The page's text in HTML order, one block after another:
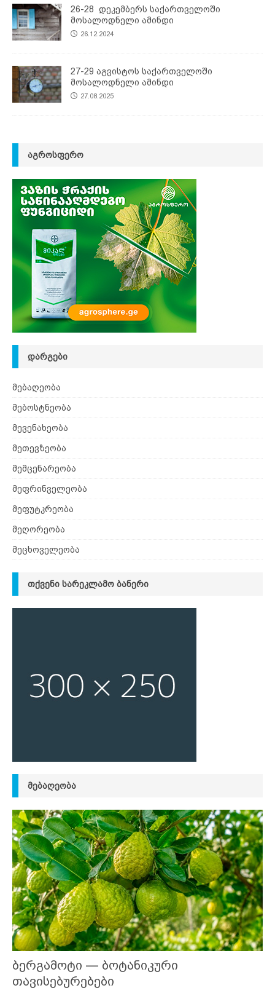
26-28 დეკემბერს საქართველოში
მოსალოდნელი ამინდი
26.12.2024
27-29 აგვისტოს საქართველოში
მოსალოდნელი ამინდი
27.08.2025
ᲐᲒᲠᲝᲡᲤᲔᲠᲝ
ᲓᲐᲠᲒᲔᲑᲘ
მებაღეობა
მებოსტნეობა
მევენახეობა
მეთევზეობა
მემცენარეობა
მეფრინველეობა
მეფუტკრეობა
მეღორეობა
მეცხოველეობა
ᲗᲥᲕᲔᲜᲘ ᲡᲐᲠᲔᲙᲚᲐᲛᲝ ᲑᲐᲜᲔᲠᲘ
ᲛᲔᲑᲐᲦᲔᲝᲑᲐ
ბერგამოტი — ბოტანიკური
თავისებურებები